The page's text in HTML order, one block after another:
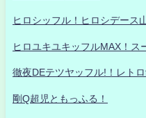
ヒロシッフル！ヒロシデース
ヒロユキユキッフルMAX！ス
徹夜DEテツヤッフル!！レトロ
剛Q超児ともっふる！